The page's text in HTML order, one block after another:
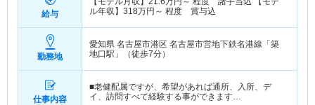
給与
ル年収】 318万円～ 程度 賞与込
勤務地
愛知県 名古屋市港区 名古屋市営地下鉄名港線「築
地口駅」（徒歩7分）
仕事内容
■老健配属ですが、希望があれば通所、入所、デ
イ、訪問すべて経験する事ができます…